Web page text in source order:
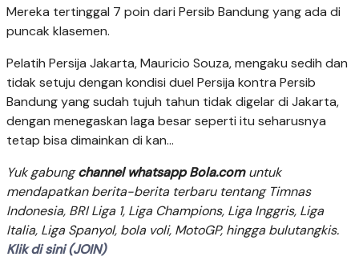
Mereka tertinggal 7 poin dari Persib Bandung yang ada di
puncak klasemen.
Pelatih Persija Jakarta, Mauricio Souza, mengaku sedih dan
tidak setuju dengan kondisi duel Persija kontra Persib
Bandung yang sudah tujuh tahun tidak digelar di Jakarta,
dengan menegaskan laga besar seperti itu seharusnya
tetap bisa dimainkan di kan...
Yuk gabungchannel whatsapp Bola.comuntuk
mendapatkan berita-berita terbaru tentang Timnas
Indonesia, BRI Liga 1, Liga Champions, Liga Inggris, Liga
Italia, Liga Spanyol, bola voli, MotoGP, hingga bulutangkis.
Klik di sini (JOIN)